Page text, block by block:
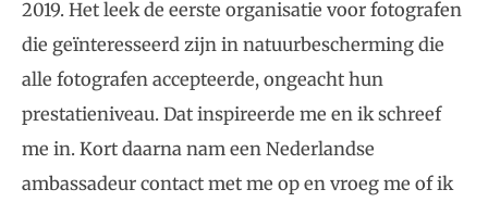
2019. Het leek de eerste organisatie voor fotografen
die geïnteresseerd zijn in natuurbescherming die
alle fotografen accepteerde, ongeacht hun
prestatieniveau. Dat inspireerde me en ik schreef
me in. Kort daarna nam een Nederlandse
ambassadeur contact met me op en vroeg me of ik